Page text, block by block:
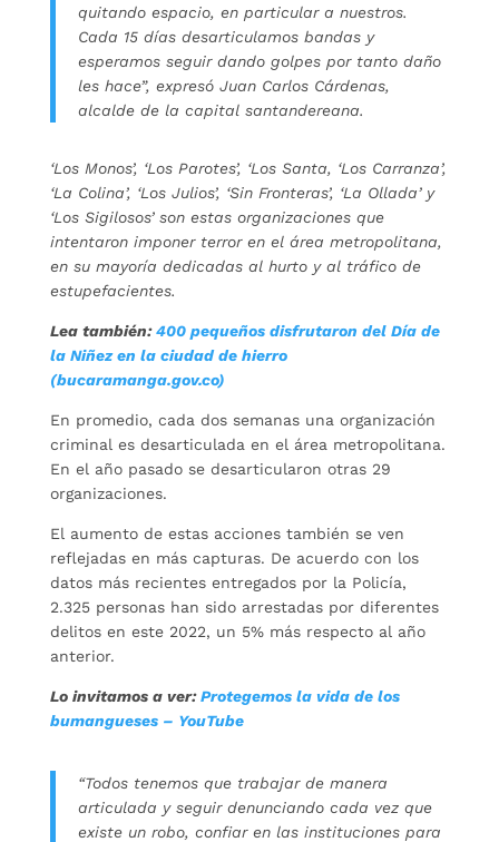
quitando espacio, en particular a nuestros.
Cada 15 días desarticulamos bandas y
esperamos seguir dando golpes por tanto daño
les hace”, expresó Juan Carlos Cárdenas,
alcalde de la capital santandereana.
‘Los Monos’, ‘Los Parotes’, ‘Los Santa, ‘Los Carranza’,
‘La Colina’, ‘Los Julios’, ‘Sin Fronteras’, ‘La Ollada’ y
‘Los Sigilosos’ son estas organizaciones que
intentaron imponer terror en el área metropolitana,
en su mayoría dedicadas al hurto y al tráfico de
estupefacientes.
Lea también:400 pequeños disfrutaron del Día de
la Niñez en la ciudad de hierro
(bucaramanga.gov.co)
En promedio, cada dos semanas una organización
criminal es desarticulada en el área metropolitana.
En el año pasado se desarticularon otras 29
organizaciones.
El aumento de estas acciones también se ven
reflejadas en más capturas. De acuerdo con los
datos más recientes entregados por la Policía,
2.325 personas han sido arrestadas por diferentes
delitos en este 2022, un 5% más respecto al año
anterior.
Lo invitamos a ver:Protegemos la vida de los
bumangueses – YouTube
“Todos tenemos que trabajar de manera
articulada y seguir denunciando cada vez que
existe un robo, confiar en las instituciones para